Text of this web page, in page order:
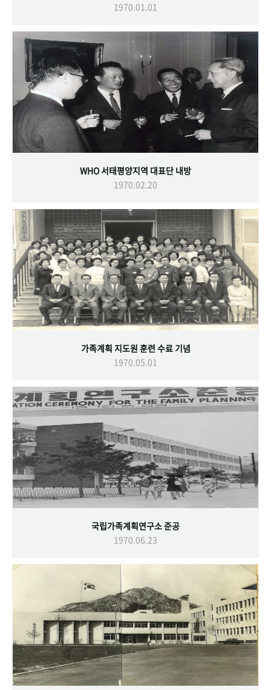
1970.01.01
WHO 서태평양지역 대표단 내방
1970.02.20
가족계획 지도원 훈련 수료 기념
1970.05.01
국립가족계획연구소 준공
1970.06.23